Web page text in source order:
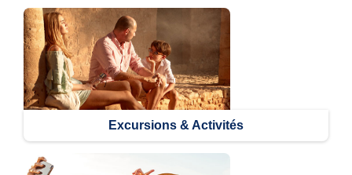
Excursions & Activités​